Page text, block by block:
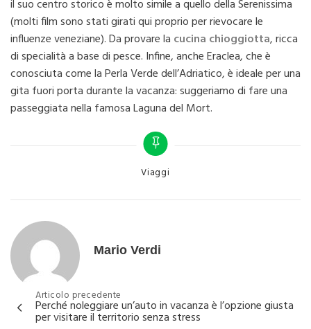
il suo centro storico è molto simile a quello della Serenissima
(molti film sono stati girati qui proprio per rievocare le
influenze veneziane). Da provare la cucina chioggiotta, ricca
di specialità a base di pesce. Infine, anche Eraclea, che è
conosciuta come la Perla Verde dell’Adriatico, è ideale per una
gita fuori porta durante la vacanza: suggeriamo di fare una
passeggiata nella famosa Laguna del Mort.
Categories
Viaggi
Mario Verdi
Navigazione
articoli
Articolo precedente
Perché noleggiare un’auto in vacanza è l’opzione giusta
per visitare il territorio senza stress